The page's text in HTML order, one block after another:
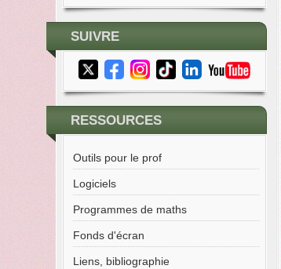
SUIVRE
RESSOURCES
Outils pour le prof
Logiciels
Programmes de maths
Fonds d'écran
Liens, bibliographie